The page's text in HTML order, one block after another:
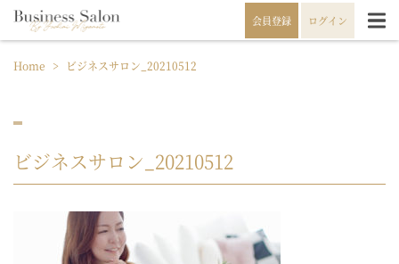
会員登録 ログイン
Home > ビジネスサロン_20210512
ビジネスサロン_20210512